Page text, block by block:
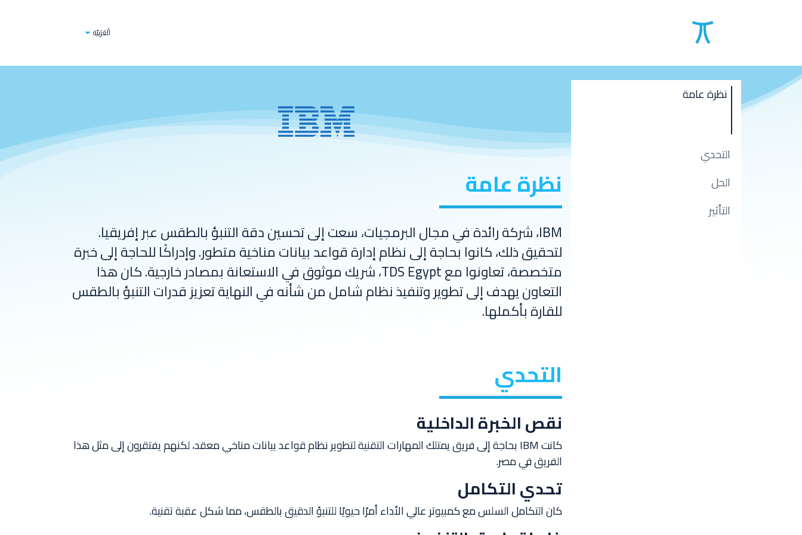
المدونات
الْعَرَبيّة
نظرة عامة
التحدي​
الحل
التأثير
نظرة عامة
IBM، شركة رائدة في مجال البرمجيات، سعت إلى تحسين دقة التنبؤ بالطقس عبر إفريقيا.
لتحقيق ذلك، كانوا بحاجة إلى نظام إدارة قواعد بيانات مناخية متطور. وإدراكًا للحاجة إلى خبرة
متخصصة، تعاونوا مع TDS Egypt، شريك موثوق في الاستعانة بمصادر خارجية. كان هذا
التعاون يهدف إلى تطوير وتنفيذ نظام شامل من شأنه في النهاية تعزيز قدرات التنبؤ بالطقس
للقارة بأكملها.
التحدي
نقص الخبرة الداخلية
كانت IBM بحاجة إلى فريق يمتلك المهارات التقنية لتطوير نظام قواعد بيانات مناخي معقد، لكنهم يفتقرون إلى مثل هذا
الفريق في مصر.
تحدي التكامل
كان التكامل السلس مع كمبيوتر عالي الأداء أمرًا حيويًا للتنبؤ الدقيق بالطقس، مما شكل عقبة تقنية.